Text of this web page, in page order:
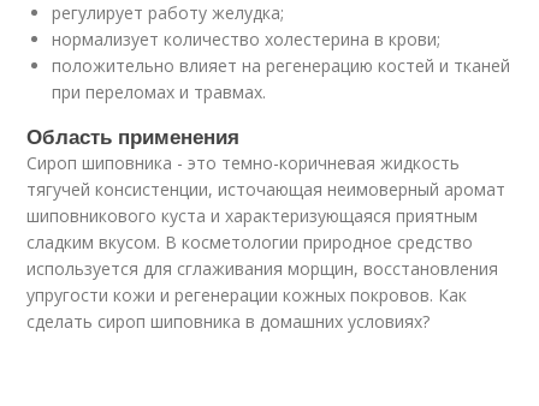
регулирует работу желудка;
нормализует количество холестерина в крови;
положительно влияет на регенерацию костей и тканей
при переломах и травмах.
Область применения
Сироп шиповника - это темно-коричневая жидкость
тягучей консистенции, источающая неимоверный аромат
шиповникового куста и характеризующаяся приятным
сладким вкусом. В косметологии природное средство
используется для сглаживания морщин, восстановления
упругости кожи и регенерации кожных покровов. Как
сделать сироп шиповника в домашних условиях?